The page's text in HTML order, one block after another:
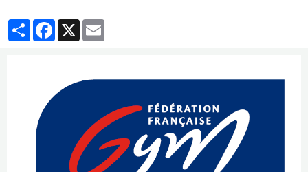
PartagerFacebook
X